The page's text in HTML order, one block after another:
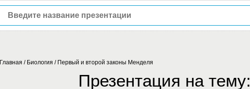
Главная / Биология / Первый и второй законы Менделя
Презентация на тему: